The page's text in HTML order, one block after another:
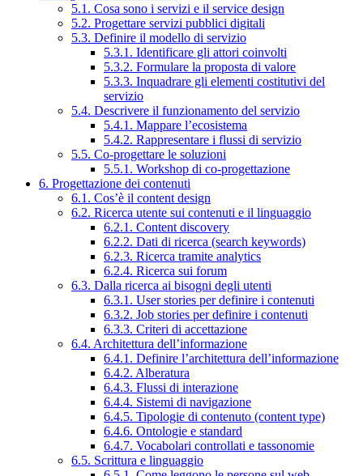
5.1. Cosa sono i servizi e il service design
5.2. Progettare servizi pubblici digitali
5.3. Definire il modello di servizio
5.3.1. Identificare gli attori coinvolti
5.3.2. Formulare la proposta di valore
5.3.3. Inquadrare gli elementi costitutivi del
servizio
5.4. Descrivere il funzionamento del servizio
5.4.1. Mappare l’ecosistema
5.4.2. Rappresentare i flussi di servizio
5.5. Co-progettare le soluzioni
5.5.1. Workshop di co-progettazione
6. Progettazione dei contenuti
6.1. Cos’è il content design
6.2. Ricerca utente sui contenuti e il linguaggio
6.2.1. Content discovery
6.2.2. Dati di ricerca (search keywords)
6.2.3. Ricerca tramite analytics
6.2.4. Ricerca sui forum
6.3. Dalla ricerca ai bisogni degli utenti
6.3.1. User stories per definire i contenuti
6.3.2. Job stories per definire i contenuti
6.3.3. Criteri di accettazione
6.4. Architettura dell’informazione
6.4.1. Definire l’architettura dell’informazione
6.4.2. Alberatura
6.4.3. Flussi di interazione
6.4.4. Sistemi di navigazione
6.4.5. Tipologie di contenuto (content type)
6.4.6. Ontologie e standard
6.4.7. Vocabolari controllati e tassonomie
6.5. Scrittura e linguaggio